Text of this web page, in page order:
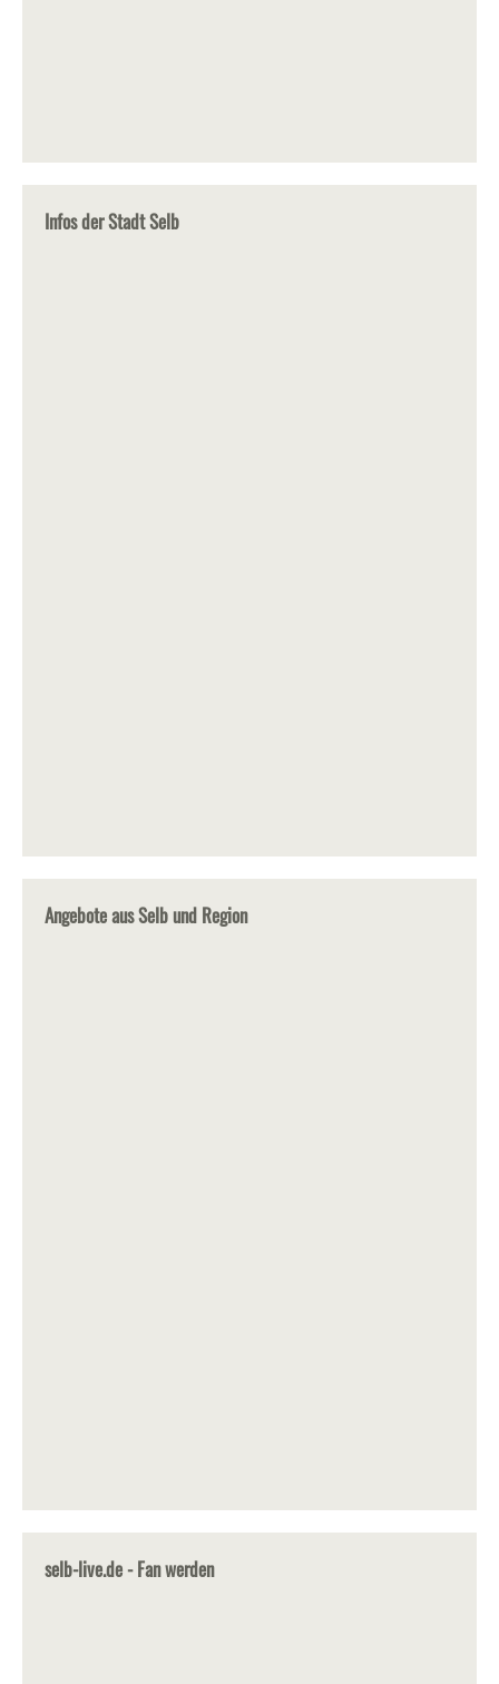
Infos der Stadt Selb
Angebote aus Selb und Region
selb-live.de - Fan werden